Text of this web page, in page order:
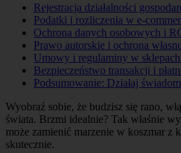
Rejestracja działalności
Podatki i rozliczenia w e-
Ochrona danych osobowych i
Prawo autorskie i ochrona
Umowy i regulaminy w
Bezpieczeństwo transakcji i
Podsumowanie: Działaj
Wyobraź sobie, że budzisz się rano,
świata. Brzmi idealnie? Tak właśnie
może zamienić marzenie w koszmar
skutecznie.